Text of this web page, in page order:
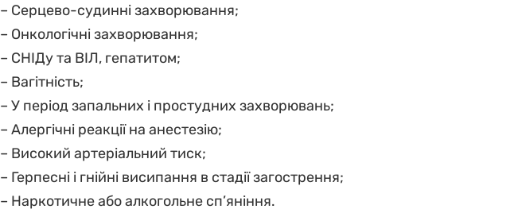
– Серцево-судинні захворювання;
– Онкологічні захворювання;
– СНІДу та ВІЛ, гепатитом;
– Вагітність;
– У період запальних і простудних захворювань;
– Алергічні реакції на анестезію;
– Високий артеріальний тиск;
– Герпесні і гнійні висипання в стадії загострення;
– Наркотичне або алкогольне сп’яніння.